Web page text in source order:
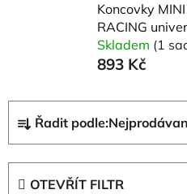
Koncovky
RACING
Skladem (1
893 Kč
a
z
Řadit podle:
OTEVŘÍT FILTR